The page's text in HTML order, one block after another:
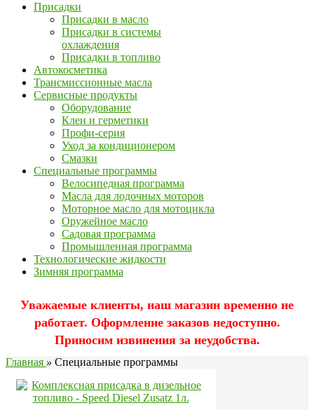
Присадки
Присадки в масло
Присадки в системы
охлаждения
Присадки в топливо
Автокосметика
Трансмиссионные масла
Сервисные продукты
Оборудование
Клеи и герметики
Профи-серия
Уход за кондиционером
Смазки
Специальные программы
Велосипедная программа
Масла для лодочных моторов
Моторное масло для мотоцикла
Оружейное масло
Садовая программа
Промышленная программа
Технологические жидкости
Зимняя программа
Уважаемые клиенты, наш магазин временно не
работает. Оформление заказов недоступно.
Приносим извинения за неудобства.
Главная » Специальные программы